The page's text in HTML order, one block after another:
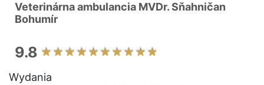
Veterinárna ambulancia MVDr. Sňahničan
Bohumír
9.8
Wydania